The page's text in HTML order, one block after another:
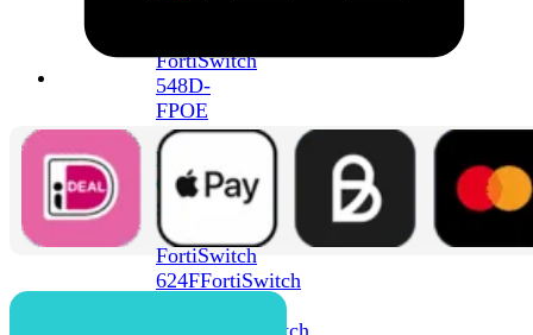
FortiSwitch
548D-
FPOE
FortiSwitch
600
Series
FortiSwitch
624FFortiSwitch
FortiSwitch